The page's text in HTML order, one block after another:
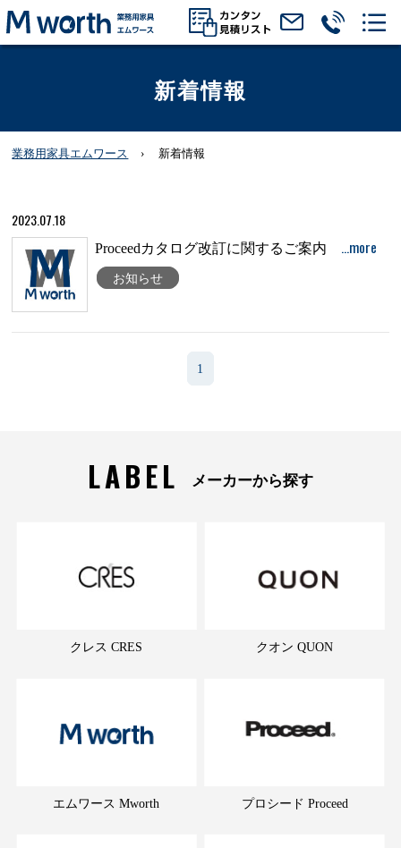
新着情報
業務用家具エムワース 新着情報
2023.07.18
Proceedカタログ改訂に関するご案内 …more
お知らせ
1
LABEL メーカーから探す
クレス CRES クオン QUON
エムワース Mworth プロシード Proceed